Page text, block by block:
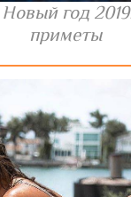
год
приметы